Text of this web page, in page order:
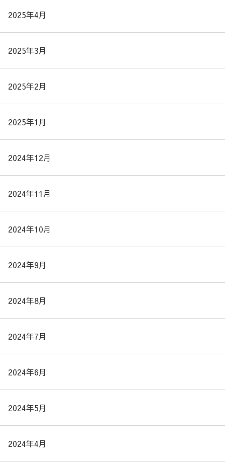
2025年4月
2025年3月
2025年2月
2025年1月
2024年12月
2024年11月
2024年10月
2024年9月
2024年8月
2024年7月
2024年6月
2024年5月
2024年4月